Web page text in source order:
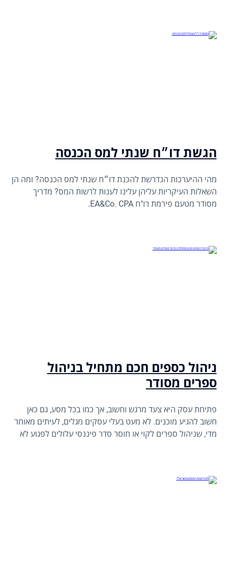
הגשת דו״ח שנתי למס הכנסה
מהי ההיערכות הנדרשת להכנת דו״ח שנתי למס הכנסה? ומה הן
השאלות העיקריות עליהן עלינו לענות לרשות המס? מדריך
מסודר מטעם פירמת רו"ח EA&Co. CPA.
ניהול כספים חכם מתחיל בניהול
ספרים מסודר
פתיחת עסק היא צעד מרגש וחשוב, אך כמו בכל מסע, גם כאן
חשוב להגיע מוכנים. לא מעט בעלי עסקים מגלים, לעיתים מאוחר
מדי, שניהול ספרים לקוי או חוסר סדר פיננסי עלולים לפגוע לא